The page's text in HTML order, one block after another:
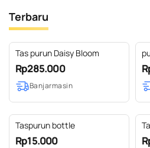
Terbaru
Tas purun Daisy Bloom
Rp285.000
Banjarmasin
Taspurun bottle
Rp15.000